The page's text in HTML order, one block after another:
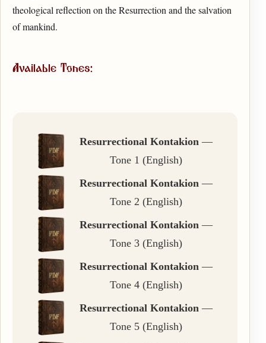
theological reflection on the Resurrection and the salvation
of mankind.
Available Tones:
Resurrectional Kontakion—
Tone 1 (English)
Resurrectional Kontakion—
Tone 2 (English)
Resurrectional Kontakion—
Tone 3 (English)
Resurrectional Kontakion—
Tone 4 (English)
Resurrectional Kontakion—
Tone 5 (English)